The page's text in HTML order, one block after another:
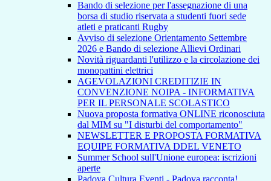
Bando di selezione per l'assegnazione di una
borsa di studio riservata a studenti fuori sede
atleti e praticanti Rugby
Avviso di selezione Orientamento Settembre
2026 e Bando di selezione Allievi Ordinari
Novità riguardanti l'utilizzo e la circolazione dei
monopattini elettrici
AGEVOLAZIONI CREDITIZIE IN
CONVENZIONE NOIPA - INFORMATIVA
PER IL PERSONALE SCOLASTICO
Nuova proposta formativa ONLINE riconosciuta
dal MIM su "I disturbi del comportamento"
NEWSLETTER E PROPOSTA FORMATIVA
EQUIPE FORMATIVA DDEL VENETO
Summer School sull'Unione europea: iscrizioni
aperte